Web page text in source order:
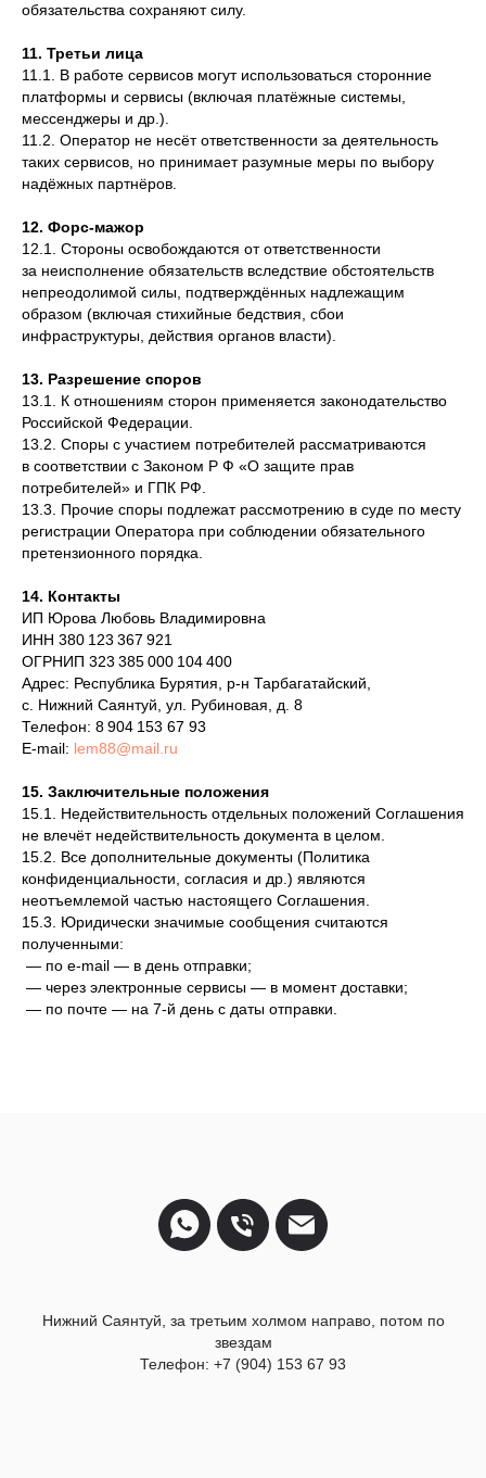
обязательства сохраняют силу.
11. Третьи лица
11.1. В работе сервисов могут использоваться сторонние
платформы и сервисы (включая платёжные системы,
мессенджеры и др.).
11.2. Оператор не несёт ответственности за деятельность
таких сервисов, но принимает разумные меры по выбору
надёжных партнёров.
12. Форс-мажор
12.1. Стороны освобождаются от ответственности
за неисполнение обязательств вследствие обстоятельств
непреодолимой силы, подтверждённых надлежащим
образом (включая стихийные бедствия, сбои
инфраструктуры, действия органов власти).
13. Разрешение споров
13.1. К отношениям сторон применяется законодательство
Российской Федерации.
13.2. Споры с участием потребителей рассматриваются
в соответствии с Законом Р Ф «О защите прав
потребителей» и ГПК РФ.
13.3. Прочие споры подлежат рассмотрению в суде по месту
регистрации Оператора при соблюдении обязательного
претензионного порядка.
14. Контакты
ИП Юрова Любовь Владимировна
ИНН 380 123 367 921
ОГРНИП 323 385 000 104 400
Адрес: Республика Бурятия, р-н Тарбагатайский,
с. Нижний Саянтуй, ул. Рубиновая, д. 8
Телефон: 8 904 153 67 93
E-mail: lem88@mail.ru
15. Заключительные положения
15.1. Недействительность отдельных положений Соглашения
не влечёт недействительность документа в целом.
15.2. Все дополнительные документы (Политика
конфиденциальности, согласия и др.) являются
неотъемлемой частью настоящего Соглашения.
15.3. Юридически значимые сообщения считаются
полученными:
— по e-mail — в день отправки;
— через электронные сервисы — в момент доставки;
— по почте — на 7-й день с даты отправки.
Нижний Саянтуй, за третьим холмом направо, потом по
звездам
Телефон: +7 (904) 153 67 93